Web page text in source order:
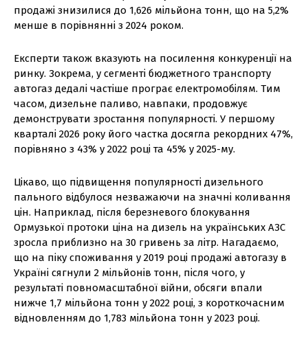
продажі знизилися до 1,626 мільйона тонн, що на 5,2%
менше в порівнянні з 2024 роком.
Експерти також вказують на посилення конкуренції на
ринку. Зокрема, у сегменті бюджетного транспорту
автогаз дедалі частіше програє електромобілям. Тим
часом, дизельне паливо, навпаки, продовжує
демонструвати зростання популярності. У першому
кварталі 2026 року його частка досягла рекордних 47%,
порівняно з 43% у 2022 році та 45% у 2025-му.
Цікаво, що підвищення популярності дизельного
пального відбулося незважаючи на значні коливання
цін. Наприклад, після березневого блокування
Ормузької протоки ціна на дизель на українських АЗС
зросла приблизно на 30 гривень за літр. Нагадаємо,
що на піку споживання у 2019 році продажі автогазу в
Україні сягнули 2 мільйонів тонн, після чого, у
результаті повномасштабної війни, обсяги впали
нижче 1,7 мільйона тонн у 2022 році, з короткочасним
відновленням до 1,783 мільйона тонн у 2023 році.